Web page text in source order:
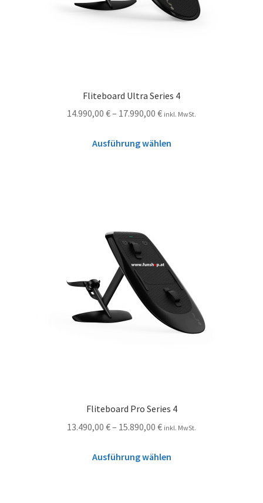
Fliteboard Ultra Series 4
14.990,00 €– 17.990,00 € inkl. MwSt.
Ausführung wählen
Fliteboard Pro Series 4
13.490,00 €– 15.890,00 € inkl. MwSt.
Ausführung wählen